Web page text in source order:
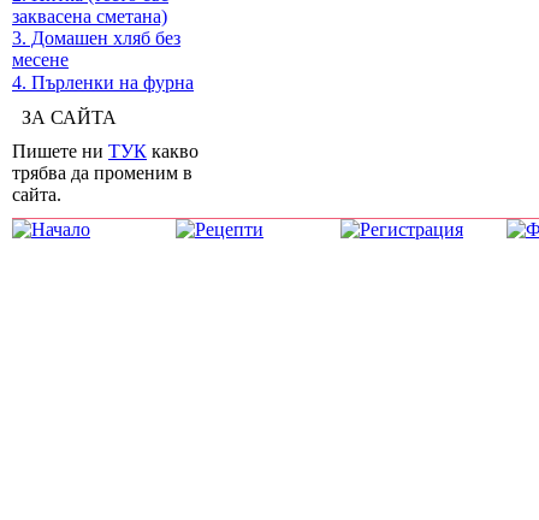
заквасена сметана)
3. Домашен хляб без
месене
4. Пърленки на фурна
ЗА САЙТА
Пишете ни ТУК какво
трябва да променим в
сайта.